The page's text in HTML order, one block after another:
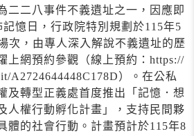
二二八事件不義遺址之一，因應即
憶日，行政院特別規劃於115年5
次，由專人深入解說不義遺址的歷
上網預約參觀（線上預約：https://
A2724644448C178D）。在公私
及轉型正義處首度推出「記憶．想
人權行動孵化計畫」，支持民間夥
體的社會行動。計畫預計於115年8